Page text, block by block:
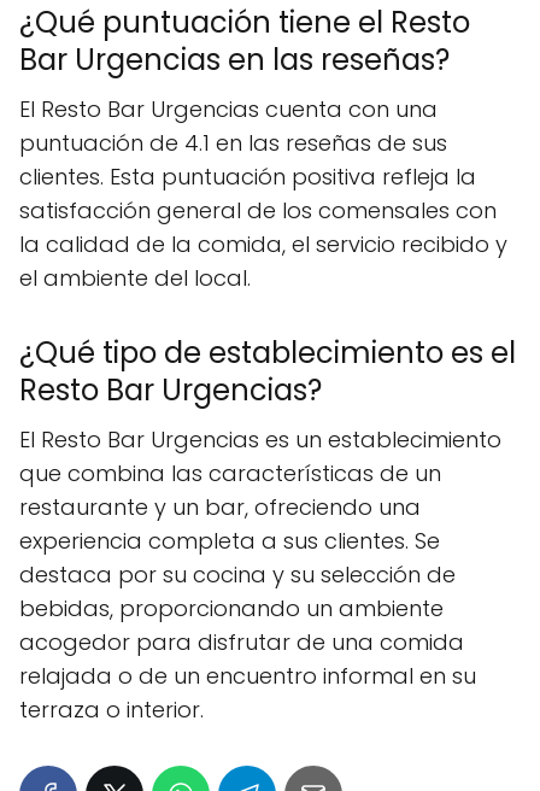
¿Qué puntuación tiene el Resto
Bar Urgencias en las reseñas?
El Resto Bar Urgencias cuenta con una
puntuación de 4.1 en las reseñas de sus
clientes. Esta puntuación positiva refleja la
satisfacción general de los comensales con
la calidad de la comida, el servicio recibido y
el ambiente del local.
¿Qué tipo de establecimiento es el
Resto Bar Urgencias?
El Resto Bar Urgencias es un establecimiento
que combina las características de un
restaurante y un bar, ofreciendo una
experiencia completa a sus clientes. Se
destaca por su cocina y su selección de
bebidas, proporcionando un ambiente
acogedor para disfrutar de una comida
relajada o de un encuentro informal en su
terraza o interior.